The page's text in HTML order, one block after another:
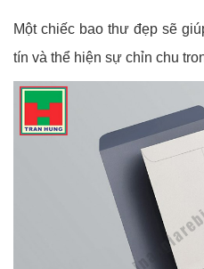
Một chiếc bao thư đẹp sẽ
tín và thể hiện sự chỉn chu